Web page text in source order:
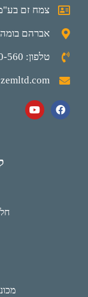
צמח זם
אברהם בומה שביט 1 ראשל"צ
טלפון: 03-9-560-560